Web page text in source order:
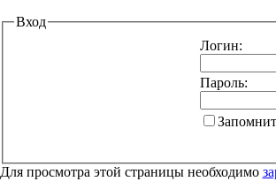
Вход
Логин:
Пароль:
Для просмотра этой страницы необходимо